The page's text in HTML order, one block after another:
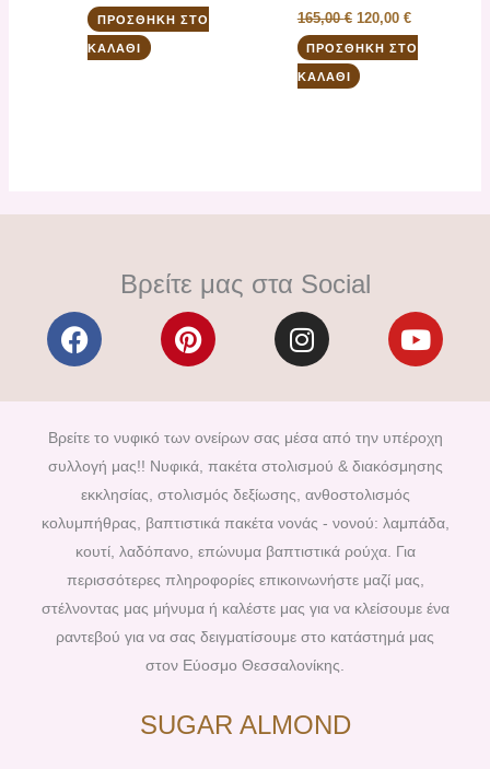
ΠΡΟΣΘΉΚΗ ΣΤΟ
ΚΑΛΆΘΙ
165,00€ 120,00 €
ΠΡΟΣΘΉΚΗ ΣΤΟ
ΚΑΛΆΘΙ
Βρείτε μας στα Social
F
a
e
b
o
o
k
P
i
t
e
r
e
s
t
I
n
t
a
g
r
a
m
Y
o
t
u
b
Βρείτε το νυφικό των ονείρων σας μέσα από την υπέροχη
συλλογή μας!! Νυφικά, πακέτα στολισμού & διακόσμησης
εκκλησίας, στολισμός δεξίωσης, ανθοστολισμός
κολυμπήθρας, βαπτιστικά πακέτα νονάς - νονού: λαμπάδα,
κουτί, λαδόπανο, επώνυμα βαπτιστικά ρούχα. Για
περισσότερες πληροφορίες επικοινωνήστε μαζί μας,
στέλνοντας μας μήνυμα ή καλέστε μας για να κλείσουμε ένα
ραντεβού για να σας δειγματίσουμε στο κατάστημά μας
στον Εύοσμο Θεσσαλονίκης.
SUGAR ALMOND